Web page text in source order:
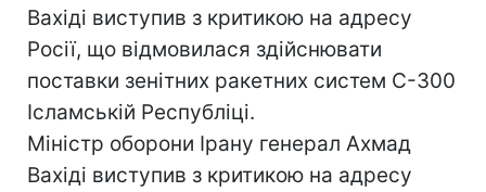
Вахіді виступив з критикою на адресу
Росії, що відмовилася здійснювати
поставки зенітних ракетних систем С-300
Ісламській Республіці.
Міністр оборони Ірану генерал Ахмад
Вахіді виступив з критикою на адресу